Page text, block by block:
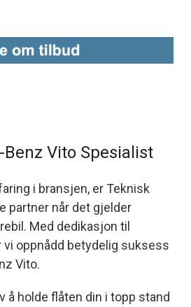
Vito Spesialist
i bransjen, er Teknisk
partner når det gjelder
Med dedikasjon til
vi oppnådd betydelig suksess
Vito.
å holde flåten din i topp stand